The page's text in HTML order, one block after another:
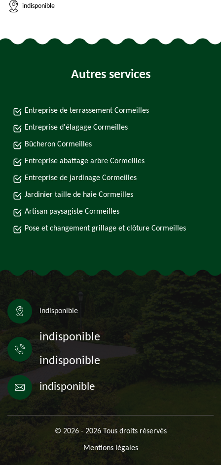
indisponible
Autres services
Entreprise de terrassement Cormeilles
Entreprise d'élagage Cormeilles
Bûcheron Cormeilles
Entreprise abattage arbre Cormeilles
Entreprise de jardinage Cormeilles
Jardinier taille de haie Cormeilles
Artisan paysagiste Cormeilles
Pose et changement grillage et clôture Cormeilles
indisponible
indisponible
indisponible
indisponible
© 2026 - 2026 Tous droits réservés
Mentions légales